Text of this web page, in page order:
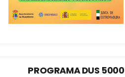
PROGRAMA DUS 5000